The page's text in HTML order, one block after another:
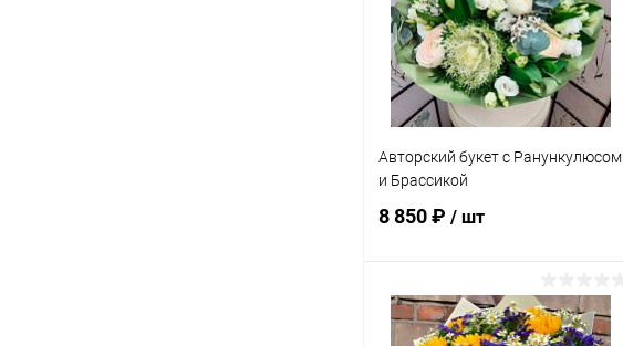
В избранное В наличии
Авторский букет с Ранункулюсом
и Брассикой
8 850 ₽ / шт
В корзину